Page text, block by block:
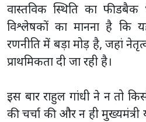
वास्तविक स्थिति का फीडबैक
विश्लेषकों का मानना है कि
रणनीति में बड़ा मोड़ है, जहां
प्राथमिकता दी जा रही है।
इस बार राहुल गांधी ने न तो
की चर्चा की और न ही